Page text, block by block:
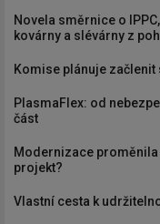
Novela směrnice o
kovárny a slévárny z
Komise plánuje začlenit
PlasmaFlex: od
část
Modernizace
projekt?
Vlastní cesta k